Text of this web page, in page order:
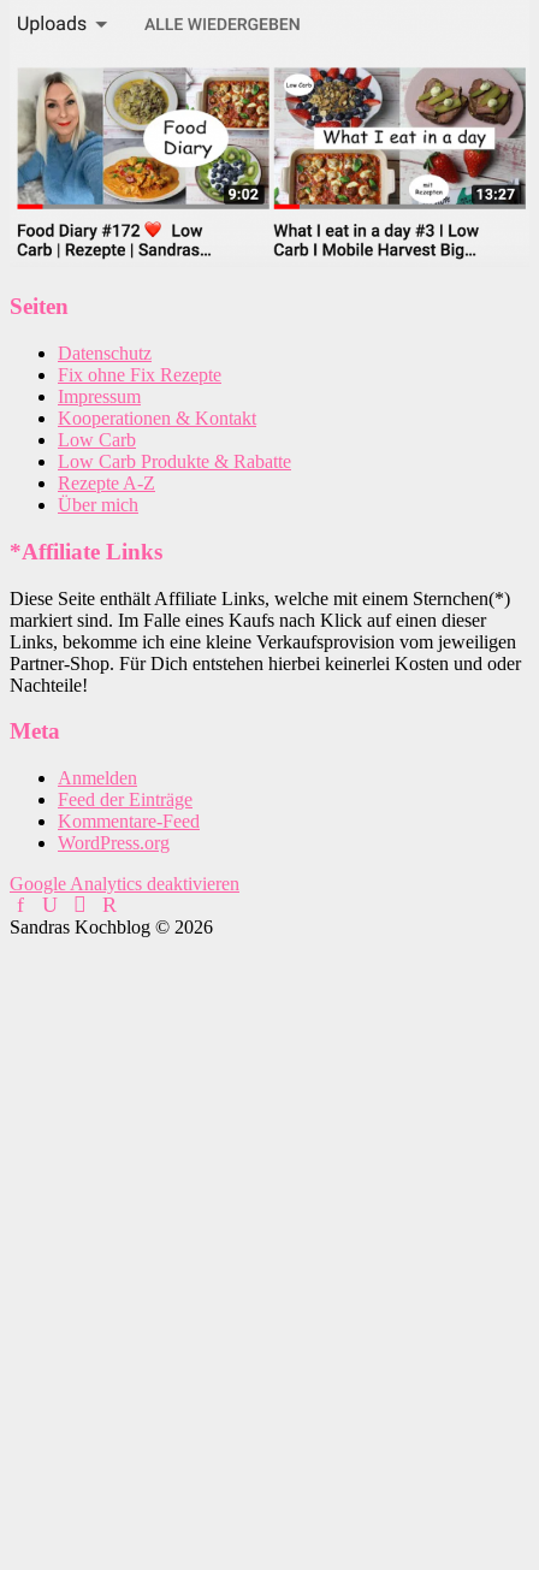
Seiten
Datenschutz
Fix ohne Fix Rezepte
Impressum
Kooperationen & Kontakt
Low Carb
Low Carb Produkte & Rabatte
Rezepte A-Z
Über mich
*Affiliate Links
Diese Seite enthält Affiliate Links, welche mit einem Sternchen(*)
markiert sind. Im Falle eines Kaufs nach Klick auf einen dieser
Links, bekomme ich eine kleine Verkaufsprovision vom jeweiligen
Partner-Shop. Für Dich entstehen hierbei keinerlei Kosten und oder
Nachteile!
Meta
Anmelden
Feed der Einträge
Kommentare-Feed
WordPress.org
Google Analytics deaktivieren
Sandras Kochblog © 2026